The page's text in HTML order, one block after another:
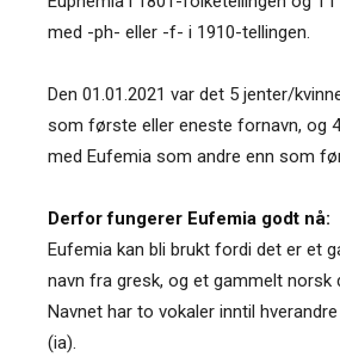
med -ph- eller -f- i 1910-tellingen.
Den 01.01.2021 var det 5 jenter/
som første eller eneste fornavn, og
med Eufemia som andre enn som
Derfor fungerer Eufemia godt nå:
Eufemia kan bli brukt fordi det er et
navn fra gresk, og et gammelt norsk
Navnet har to vokaler inntil
(ia).